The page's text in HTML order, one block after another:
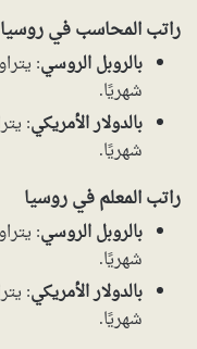
راتب المحاسب في روسيا
بالروبل الروسي
شهريًا.
بالدولار الأمريكي
شهريًا.
راتب المعلم في روسيا
بالروبل الروسي
شهريًا.
بالدولار الأمريكي
شهريًا.